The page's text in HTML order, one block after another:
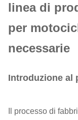
linea di
per
necessarie
Introduzione al
Il processo di